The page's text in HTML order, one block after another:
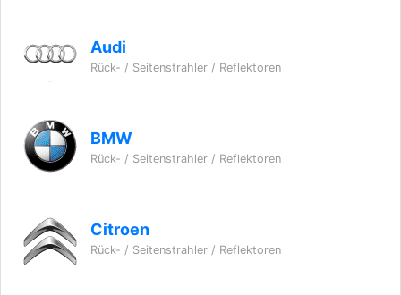
Audi
Rück- / Seitenstrahler / Reflektoren
BMW
Rück- / Seitenstrahler / Reflektoren
Citroen
Rück- / Seitenstrahler / Reflektoren